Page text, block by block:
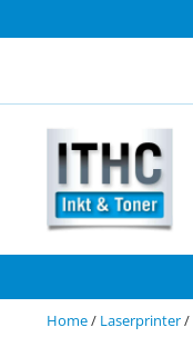
Home/ Laserprinter/